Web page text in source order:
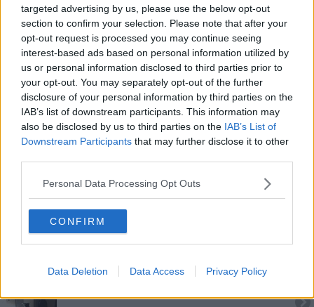
targeted advertising by us, please use the below opt-out
section to confirm your selection. Please note that after your
opt-out request is processed you may continue seeing
interest-based ads based on personal information utilized by
us or personal information disclosed to third parties prior to
your opt-out. You may separately opt-out of the further
disclosure of your personal information by third parties on the
IAB’s list of downstream participants. This information may
also be disclosed by us to third parties on the IAB’s List of
Downstream Participants that may further disclose it to other
Personal Data Processing Opt Outs
CONFIRM
Data Deletion Data Access Privacy Policy
Botulino, l'appello per chi è stato in pizzeria
​Lavoratori esposti all'amianto, oltre 600 i controlli
in Alta Val di Cecina
Accoglienza degli stranieri la Asl predispone la un
protocollo sanitario
Meningite, il ceppo C ha colpito ancora
"I cattivi odori di Gello non sono pericolosi"
Funghi commestibili, attivo lo sportello d'aiuto
Meningite, orari e modalità per il vaccino
Meningococco, via alle vaccinazioni
Il robot "indossabile"